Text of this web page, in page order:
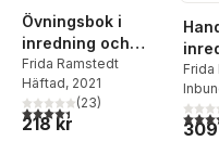
Övningsbok i
inredning och
styling
Frida Ramstedt
Häftad, 2021
4,4utav 5 stjärnor. Totalt antal
(23)
218 kr
4,9